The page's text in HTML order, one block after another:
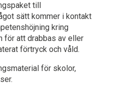
till
sätt kommer i kontakt
kring
för att drabbas av eller
förtryck och våld.
för skolor,